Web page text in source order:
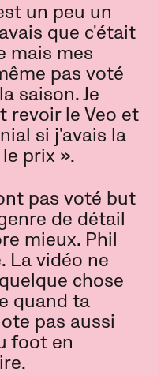
un peu un
que c'était
mais mes
pas voté
saison. Je
revoir le Veo et
si j'avais la
prix ».
pas voté but
de détail
mieux. Phil
La vidéo ne
chose
quand ta
pas aussi
foot en